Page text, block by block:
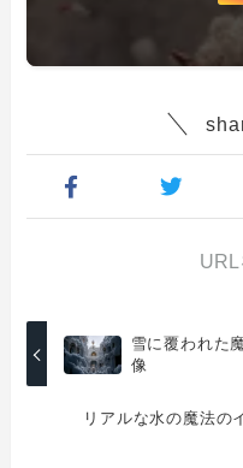
URL
雪に覆われた
像
リアルな水の魔法の